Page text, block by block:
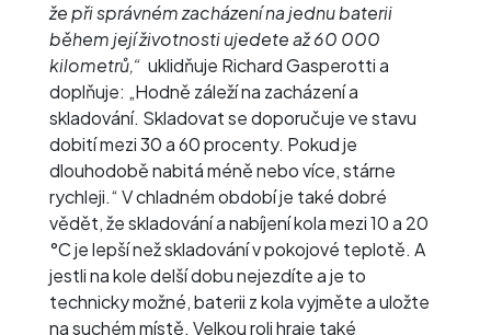
že při správném zacházení na jednu baterii
během její životnosti ujedete až 60 000
kilometrů,“ uklidňuje Richard Gasperotti a
doplňuje: „Hodně záleží na zacházení a
skladování. Skladovat se doporučuje ve stavu
dobití mezi 30 a 60 procenty. Pokud je
dlouhodobě nabitá méně nebo více, stárne
rychleji.“ V chladném období je také dobré
vědět, že skladování a nabíjení kola mezi 10 a 20
°C je lepší než skladování v pokojové teplotě. A
jestli na kole delší dobu nejezdíte a je to
technicky možné, baterii z kola vyjměte a uložte
na suchém místě. Velkou roli hraje také